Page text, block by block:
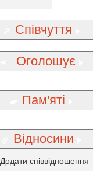
Співчуття
Оголошує
Пам'яті
Відносини
Додати співвідношення